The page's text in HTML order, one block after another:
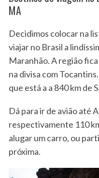
MA
Decidimos colocar na
viajar no Brasil a
Maranhão. A região
na divisa com
que está a a 840 km de
Dá para ir de avião até
respectivamente 110
alugar um carro, ou
próxima.